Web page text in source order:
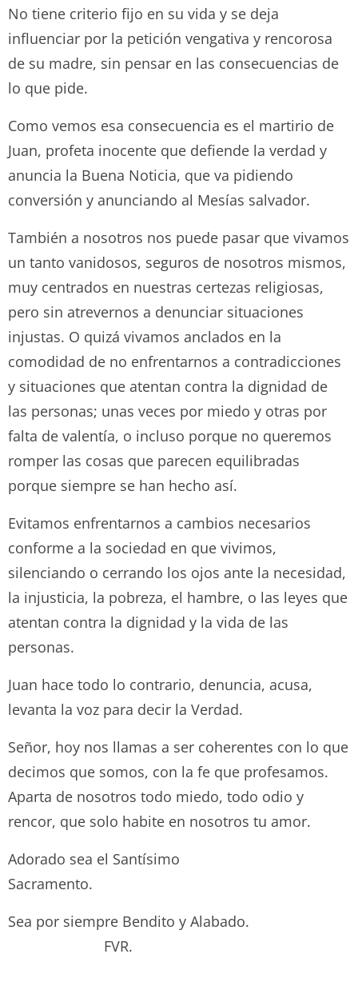
No tiene criterio fijo en su vida y se deja
influenciar por la petición vengativa y rencorosa
de su madre, sin pensar en las consecuencias de
lo que pide.
Como vemos esa consecuencia es el martirio de
Juan, profeta inocente que defiende la verdad y
anuncia la Buena Noticia, que va pidiendo
conversión y anunciando al Mesías salvador.
También a nosotros nos puede pasar que vivamos
un tanto vanidosos, seguros de nosotros mismos,
muy centrados en nuestras certezas religiosas,
pero sin atrevernos a denunciar situaciones
injustas. O quizá vivamos anclados en la
comodidad de no enfrentarnos a contradicciones
y situaciones que atentan contra la dignidad de
las personas; unas veces por miedo y otras por
falta de valentía, o incluso porque no queremos
romper las cosas que parecen equilibradas
porque siempre se han hecho así.
Evitamos enfrentarnos a cambios necesarios
conforme a la sociedad en que vivimos,
silenciando o cerrando los ojos ante la necesidad,
la injusticia, la pobreza, el hambre, o las leyes que
atentan contra la dignidad y la vida de las
personas.
Juan hace todo lo contrario, denuncia, acusa,
levanta la voz para decir la Verdad.
Señor, hoy nos llamas a ser coherentes con lo que
decimos que somos, con la fe que profesamos.
Aparta de nosotros todo miedo, todo odio y
rencor, que solo habite en nosotros tu amor.
Adorado sea el Santísimo
Sacramento.
Sea por siempre Bendito y Alabado.
FVR.